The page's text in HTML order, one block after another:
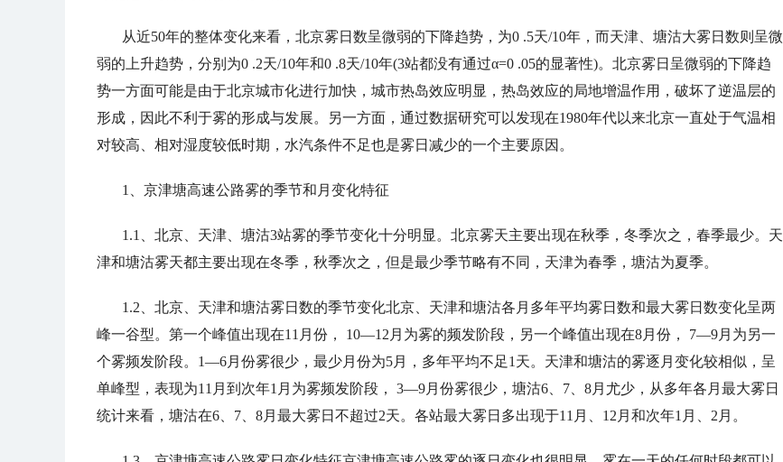
从近50年的整体变化来看 ， 北京雾日数呈微弱的下降趋势 ， 为0 .5天/10年 ， 而天津、塘沽大雾日数则呈微
弱的上升趋势 ， 分别为0 .2天/10年和0 .8天/10年(3站都没有通过α=0 .05的显著性)。北京雾日呈微弱的下降趋
势一方面可能是由于北京城市化进行加快 ， 城市热岛效应明显 ， 热岛效应的局地增温作用 ， 破坏了逆温层的
形成 ， 因此不利于雾的形成与发展。另一方面 ，通过数据研究可以发现在1980年代以来北京一直处于气温相
对较高、相对湿度较低时期 ， 水汽条件不足也是雾日减少的一个主要原因。
1、 京津塘高速公路雾的季节和月变化特征
1.1、北京、天津、塘沽3站雾的季节变化十分明显 。北京雾天主要出现在秋季 ， 冬季次之 ， 春季最少。天
津和塘沽雾天都主要出现在冬季 ， 秋季次之 ， 但是最少季节略有不同 ， 天津为春季 ， 塘沽为夏季。
1.2、 北京、天津和塘沽雾日数的季节变化北京、天津和塘沽各月多年平均雾日数和最大雾日数变化呈两
峰一谷型。第一个峰值出现在11 月份 ， 10—12 月为雾的频发阶段 ， 另一个峰值出现在8月份 ， 7—9月为另一
个雾频发阶段。 1—6月份雾很少 ， 最少月份为5月 ， 多年平均不足1 天。天津和塘沽的雾逐月变化较相似 ， 呈
单峰型 ， 表现为11 月到次年1 月为雾频发阶段 ， 3—9月份雾很少 ， 塘沽6 7 8月尤少 ， 从多年各月最大雾日
统计来看 ， 塘沽在6 7 8月最大雾日不超过2天。各站最大雾日多出现于11 月、 12 月和次年1 月、 2 月。